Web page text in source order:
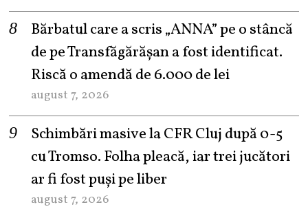
Bărbatul care a scris „ANNA” pe o stâncă
de pe Transfăgărășan a fost identificat.
Riscă o amendă de 6.000 de lei
august 7, 2026
Schimbări masive la CFR Cluj după 0-5
cu Tromso. Folha pleacă, iar trei jucători
ar fi fost puși pe liber
august 7, 2026